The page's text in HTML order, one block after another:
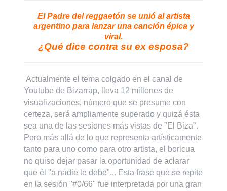
El Padre del reggaetón se unió al artista
argentino para lanzar una canción épica y
viral.
¿Qué dice contra su ex esposa?
Actualmente el tema colgado en el canal de
Youtube de Bizarrap, lleva 12 millones de
visualizaciones, número que se presume con
certeza, será ampliamente superado y quizá ésta
sea una de las sesiones más vistas de "El Biza".
Pero más allá de lo que representa artísticamente
tanto para uno como para otro artista, el boricua
no quiso dejar pasar la oportunidad de aclarar
que él "a nadie le debe"... Esta frase que se repite
en la sesión "#0/66" fue interpretada por una gran